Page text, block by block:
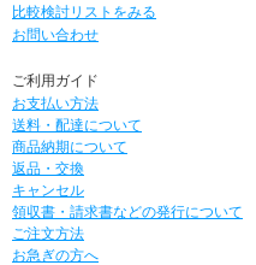
比較検討リストをみる
お問い合わせ
ご利用ガイド
お支払い方法
送料・配達について
商品納期について
返品・交換
キャンセル
領収書・請求書などの発行について
ご注文方法
お急ぎの方へ